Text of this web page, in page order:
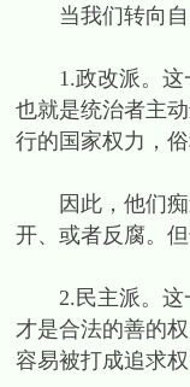
当我们转向自由
1.政改派。这一
也就是统治者主
行的国家权力，俗
因此，他们痴迷
开、或者反腐。
2.民主派。这一
才是合法的善的
容易被打成追求